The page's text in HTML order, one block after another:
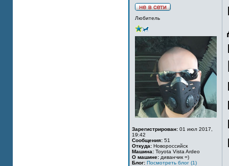
Любитель
Зарегистрирован: 01 июл 2017,
19:42
Сообщения: 51
Откуда: Новороссийск
Машина: Toyota Vista Ardeo
О машине: диванчик =)
Блог: Посмотреть блог (1)